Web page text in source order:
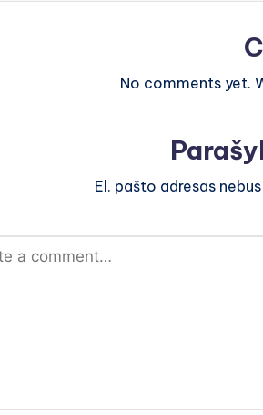
No comments yet.
El. pašto adresas